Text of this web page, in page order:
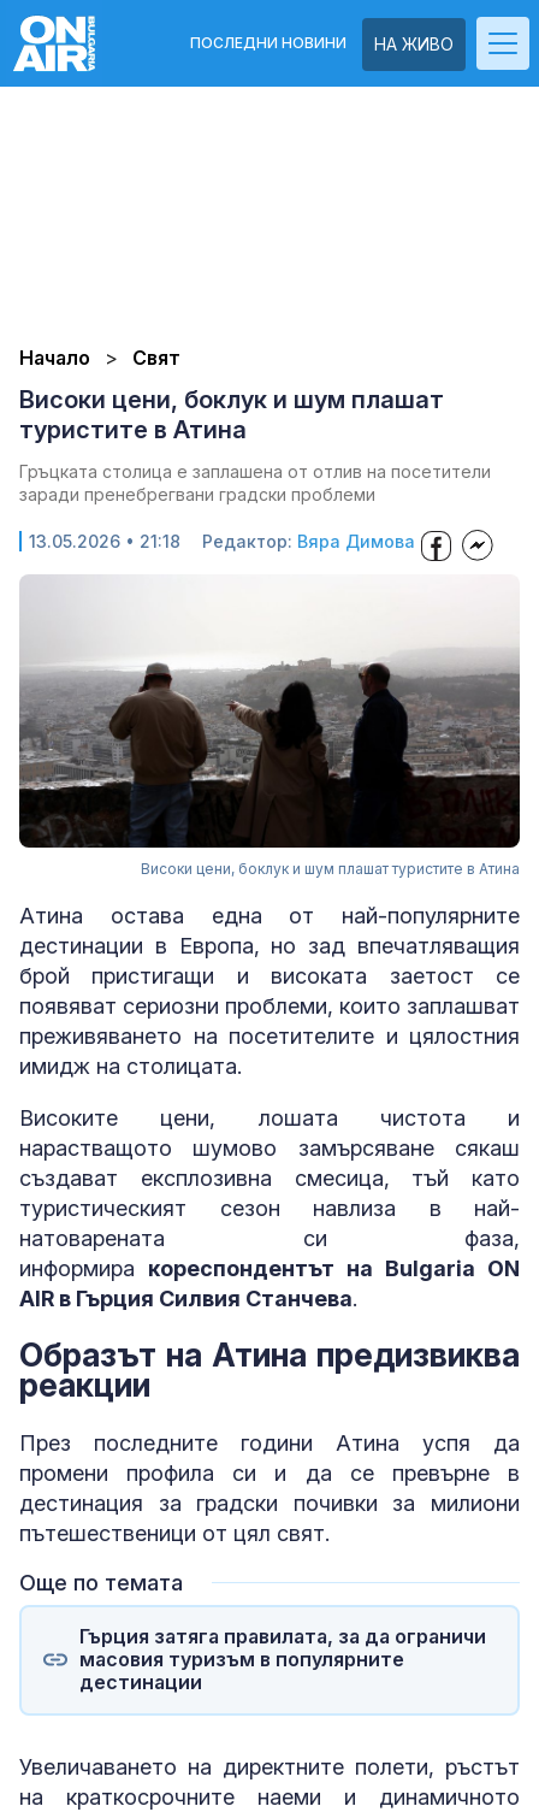
НА ЖИВО
ПОСЛЕДНИ НОВИНИ
Начало Свят
Високи цени, боклук и шум плашат
туристите в Атина
Гръцката столица е заплашена от отлив на посетители
заради пренебрегвани градски проблеми
13.05.2026 • 21:18 Редактор: Вяра Димова
Високи цени, боклук и шум плашат туристите в Атина
Атина остава една от най-популярните
дестинации в Европа, но зад впечатляващия
брой пристигащи и високата заетост се
появяват сериозни проблеми, които заплашват
преживяването на посетителите и цялостния
имидж на столицата.
Високите цени, лошата чистота и
нарастващото шумово замърсяване сякаш
създават експлозивна смесица, тъй като
туристическият сезон навлиза в най-
натоварената си фаза,
информира кореспондентът на Bulgaria ON
AIR в Гърция Силвия Станчева.
Образът на Атина предизвиква
реакции
През последните години Атина успя да
промени профила си и да се превърне в
дестинация за градски почивки за милиони
пътешественици от цял ​​свят.
Още по темата
Гърция затяга правилата, за да ограничи
масовия туризъм в популярните
дестинации
Увеличаването на директните полети, ръстът
на краткосрочните наеми и динамичното